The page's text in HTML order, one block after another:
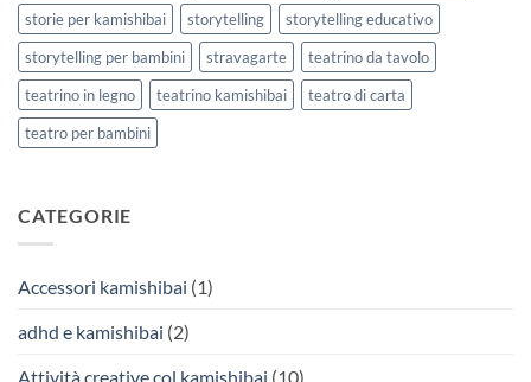
storie per kamishibai
storytelling
storytelling educativo
storytelling per bambini
stravagarte
teatrino da tavolo
teatrino in legno
teatrino kamishibai
teatro di carta
teatro per bambini
CATEGORIE
Accessori kamishibai (1)
adhd e kamishibai (2)
Attività creative col kamishibai (10)